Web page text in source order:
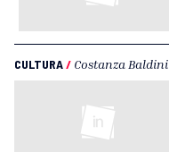
CULTURA/ Costanza Baldini